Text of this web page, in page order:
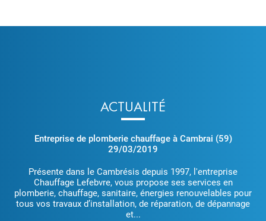
ACTUALITÉ
Entreprise de plomberie chauffage à Cambrai (59)
29/03/2019
Présente dans le Cambrésis depuis 1997, l'entreprise
Chauffage Lefebvre, vous propose ses services en
plomberie, chauffage, sanitaire, énergies renouvelables pour
tous vos travaux d’installation, de réparation, de dépannage
et...